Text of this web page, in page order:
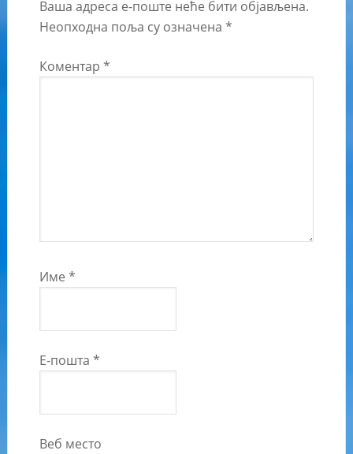
Ваша адреса е-поште неће бити објављена.
Неопходна поља су означена *
Коментар *
Име *
Е-пошта *
Веб место